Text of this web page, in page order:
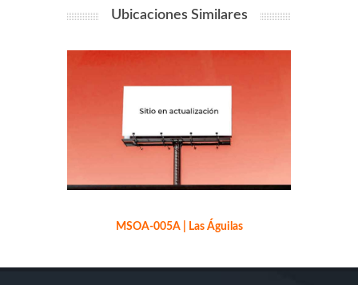
Ubicaciones Similares
MSOA-005A | Las Águilas